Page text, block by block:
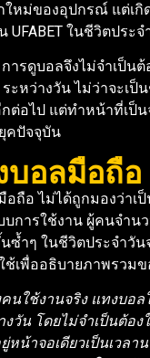
ใหม่ของอุปกรณ์ แต่
ในชีวิตประจ
ารดูบอลจึงไม่จำเป็น
ะหว่างวัน ไม่ว่าจะเ
กต่อไป แต่ทำหน้าที่
คปัจจุบัน
บอลมือถือ
ถือ ไม่ได้ถูกมองว่าเ
การใช้งาน ผู้คนจำ
ำๆ ในชีวิตประจำวั
ช้เพื่ออธิบายภาพรว
นใช้งานจริง แทงบอ
วัน โดยไม่จำเป็นต้
ยู่หน้าจอเดียวเป็นเ